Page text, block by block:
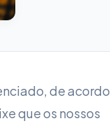
de acordo
que os nossos